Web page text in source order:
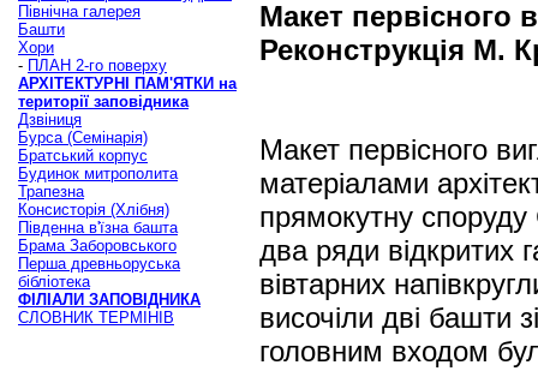
Північна галерея
Башти
Хори
- ПЛАН 2-го поверху
АРХІТЕКТУРНІ ПАМ'ЯТКИ на
території заповідника
Дзвіниця
Бурса (Семінарія)
Братський корпус
Будинок митрополита
Трапезна
Консисторія (Хлібня)
Південна в'їзна башта
Брама Заборовського
Перша древньоруська
бібліотека
ФІЛІАЛИ ЗАПОВІДНИКА
СЛОВНИК ТЕРМІНІВ
Макет первісного
Реконструкція М.
Макет первісного
матеріалами
прямокутну споруду
два ряди відкритих
вівтарних
височіли дві башти
головним входом